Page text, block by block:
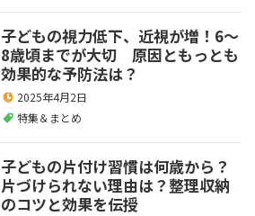
子どもの視力低下、近視が増！6～
8歳頃までが大切 原因ともっとも
効果的な予防法は？
2025年4月2日
特集＆まとめ
子どもの片付け習慣は何歳から？
片づけられない理由は？整理収納
のコツと効果を伝授